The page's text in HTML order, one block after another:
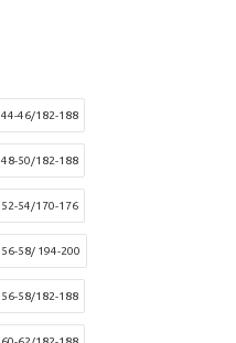
44-46/182-188
48-50/182-188
52-54/170-176
56-58/ 194-200
56-58/182-188